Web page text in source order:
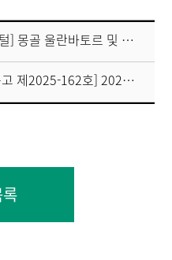
르데네트 한국 의료관광 로드쇼 참가기관 모집
하반기 인공지능 통역기 지원사업 선정결과 공고